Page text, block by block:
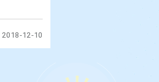
2018-12-10